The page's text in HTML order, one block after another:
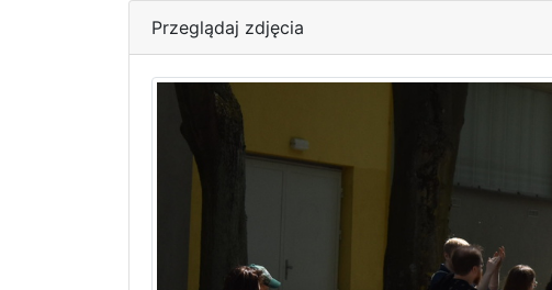
Przeglądaj zdjęcia